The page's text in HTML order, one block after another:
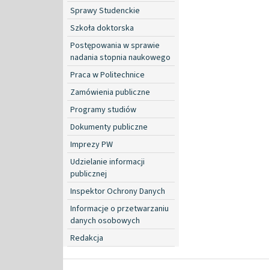
Sprawy Studenckie
Szkoła doktorska
Postępowania w sprawie
nadania stopnia naukowego
Praca w Politechnice
Zamówienia publiczne
Programy studiów
Dokumenty publiczne
Imprezy PW
Udzielanie informacji
publicznej
Inspektor Ochrony Danych
Informacje o przetwarzaniu
danych osobowych
Redakcja